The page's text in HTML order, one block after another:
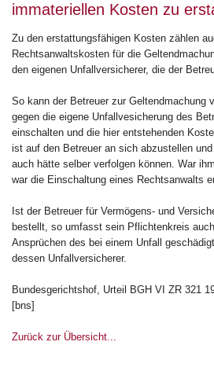
immateriellen Kosten zu
Zu den erstattungsfähigen Kosten zählen
Rechtsanwaltskosten für die
den eigenen Unfallversicherer, die der
So kann der Betreuer zur Geltendmachung
gegen die eigene Unfallvesicherung des
einschalten und die hier entstehenden
ist auf den Betreuer an sich abzustellen
auch hätte selber verfolgen können. War
war die Einschaltung eines Rechtsanwalts
Ist der Betreuer für Vermögens- und
bestellt, so umfasst sein Pflichtenkreis
Ansprüchen des bei einem Unfall
dessen Unfallversicherer.
Bundesgerichtshof, Urteil BGH VI ZR 321
[bns]
Zurück zur Übersicht...